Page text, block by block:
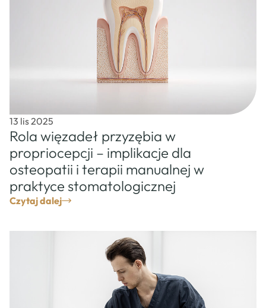
13 lis 2025
Rola więzadeł przyzębia w
propriocepcji – implikacje dla
osteopatii i terapii manualnej w
praktyce stomatologicznej
Czytaj dalej